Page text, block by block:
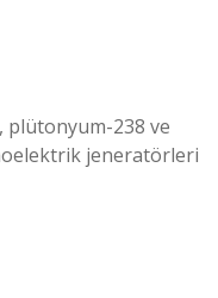
plütonyum-238 ve
jeneratörleri